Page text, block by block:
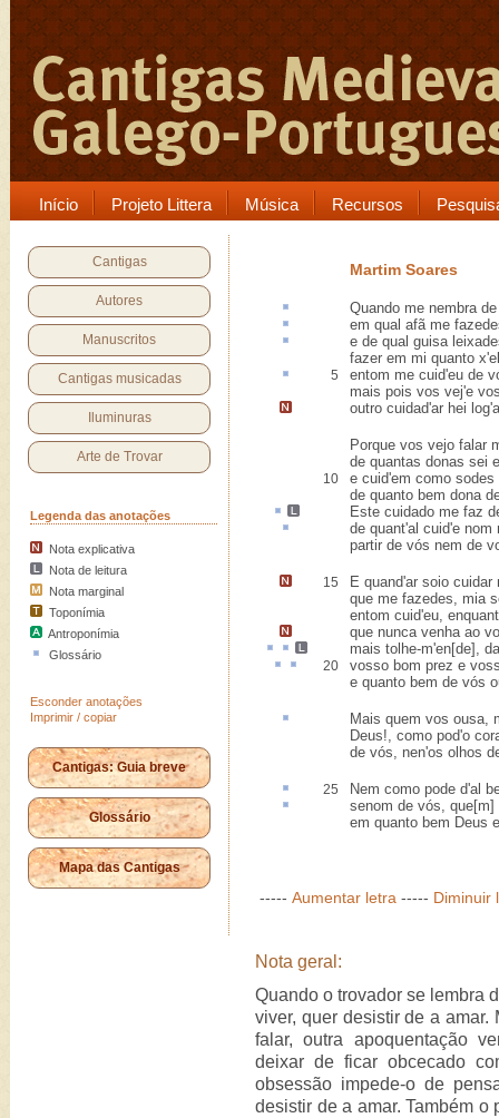
Início Projeto Littera Música Recursos
Cantigas
Autores
Manuscritos
Cantigas musicadas
Iluminuras
Arte de Trovar
Legenda das anotações
Nota explicativa
Nota de leitura
Nota marginal
Toponímia
Antroponímia
Glossário
Esconder anotações
Imprimir / copiar
Cantigas: Guia breve
Glossário
Mapa das Cantigas
Martim Soares
Quando me nembrade
em qual afãme
e de qual guisa
fazer em mi quanto
5
entom me cuid'eu de
mais pois vos vej'e
outro cuidad'ar hei
Porque vos vejo falar
de quantas donas sei
10
e cuid'em como sodes
de quanto bem dona
Este cuidado me faz
de quant'al cuid'e nom
partir de vós nem de
15 E quand'ar soio cuidar
que me fazedes, mia
entom cuid'eu,
que nunca venha ao
mais tolhe-m'en[de] ,
20 vosso bom prez e
e quanto bem de vós
Mais quem vos ousa,
Deus!, como pod'o
de vós, nen'os olhos
25 Nem como pode d'al
senom de vós, que[m]
em quanto bem Deus
----- Aumentar letra ----- Diminuir
Nota geral:
Quando o trovador se lembra
viver, quer desistir de a
falar, outra apoquentação
deixar de ficar obcecado
obsessão impede-o de
desistir de a amar. Também